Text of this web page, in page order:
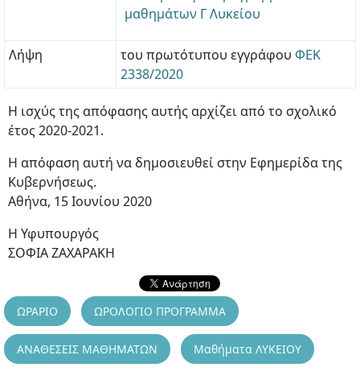
μαθημάτων Γ Λυκείου
Λήψη του πρωτότυπου εγγράφου ΦΕΚ
2338/2020
Η ισχύς της απόφασης αυτής αρχίζει από το σχολικό
έτος 2020-2021.
Η απόφαση αυτή να δημοσιευθεί στην Εφημερίδα της
Κυβερνήσεως.
Αθήνα, 15 Ιουνίου 2020
Η Υφυπουργός
ΣΟΦΙΑ ΖΑΧΑΡΑΚΗ
ΩΡΑΡΙΟ ΩΡΟΛΟΓΙΟ ΠΡΟΓΡΑΜΜΑ
ΑΝΑΘΕΣΕΙΣ ΜΑΘΗΜΑΤΩΝ Μαθήματα ΛΥΚΕΙΟΥ